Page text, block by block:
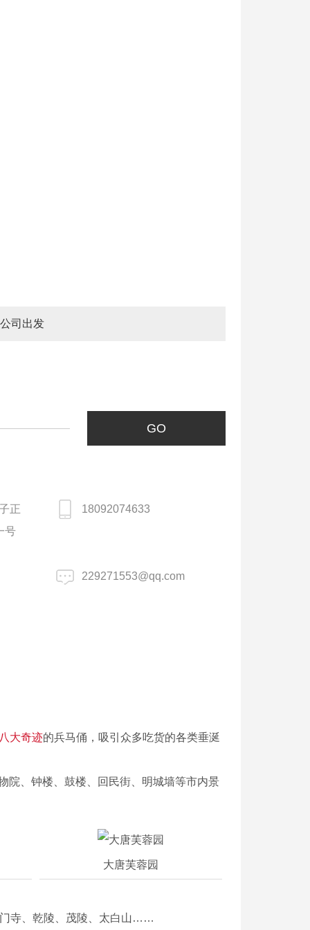
司出发
正
号
18092074633
229271553@qq.com
大奇迹的兵马俑，吸引众多吃货的各类垂涎
院、钟楼、鼓楼、回民街、明城墙等市内景
大唐芙蓉园
门寺、乾陵、茂陵、太白山……